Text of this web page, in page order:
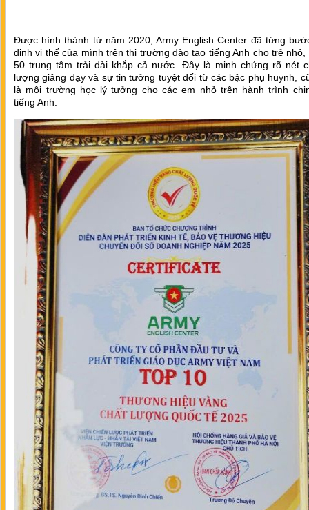
Được hình thành từ năm 2020, Army English Center đã từng
định vị thế của mình trên thị trường đào tạo tiếng Anh cho trẻ
50 trung tâm trải dài khắp cả nước. Đây là minh chứng rõ nét
lượng giảng dạy và sự tin tưởng tuyệt đối từ các bậc phụ huynh,
là môi trường học lý tưởng cho các em nhỏ trên hành trình
tiếng Anh.